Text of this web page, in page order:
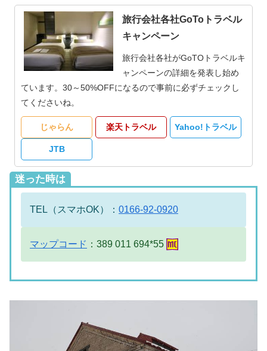
旅行会社各社GoToトラベル
キャンペーン
旅行会社各社がGoTOトラベルキ
ャンペーンの詳細を発表し始め
ています。30～50%OFFになるので事前に必ずチェックし
てくださいね。
じゃらん 楽天トラベル Yahoo!トラベル
JTB
迷った時は
TEL（スマホOK）： 0166-92-0920
マップコード ：389 011 694*55